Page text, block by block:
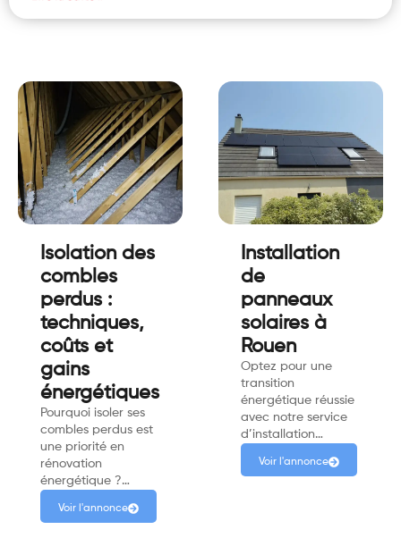
Isolation des
combles
perdus :
techniques,
coûts et
gains
énergétiques
Pourquoi isoler ses
combles perdus est
une priorité en
rénovation
énergétique ?…
Voir l'annonce
Installation
de
panneaux
solaires à
Rouen
Optez pour une
transition
énergétique réussie
avec notre service
d’installation…
Voir l'annonce